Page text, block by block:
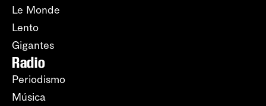
Le Monde
Lento
Gigantes
Radio
Periodismo
Música